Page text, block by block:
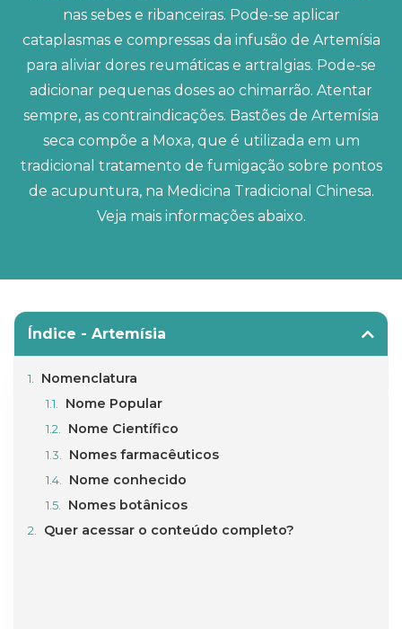
nas sebes e ribanceiras. Pode-se aplicar
cataplasmas e compressas da infusão de Artemísia
para aliviar dores reumáticas e artralgias. Pode-se
adicionar pequenas doses ao chimarrão. Atentar
sempre, as contraindicações. Bastões de Artemísia
seca compõe a Moxa, que é utilizada em um
tradicional tratamento de fumigação sobre pontos
de acupuntura, na Medicina Tradicional Chinesa.
Veja mais informações abaixo.
Índice - Artemísia
Nomenclatura
Nome Popular
Nome Científico
Nomes farmacêuticos
Nome conhecido
Nomes botânicos
Quer acessar o conteúdo completo?